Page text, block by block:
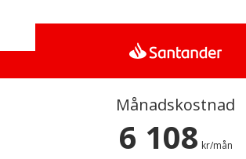
Månadskostnad
6 108 kr/mån